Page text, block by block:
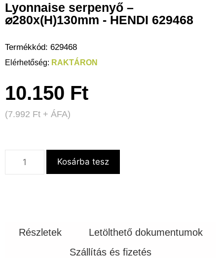
Lyonnaise serpenyő –
⌀280x(H)130mm - HENDI 629468
Termékkód: 629468
RAKTÁRON
10.150 Ft
(7.992 Ft + ÁFA)
Kosárba tesz
Részletek
Letölthető dokumentumok
Szállítás és fizetés